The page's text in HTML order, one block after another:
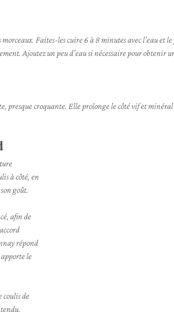
Faites-les cuire 6 à 8 minutes avec l’eau et
Ajoutez un peu d’eau si nécessaire pour obtenir
presque croquante. Elle prolonge le côté vif et
à côté, en
goût.
afin de
répond
le
coulis de